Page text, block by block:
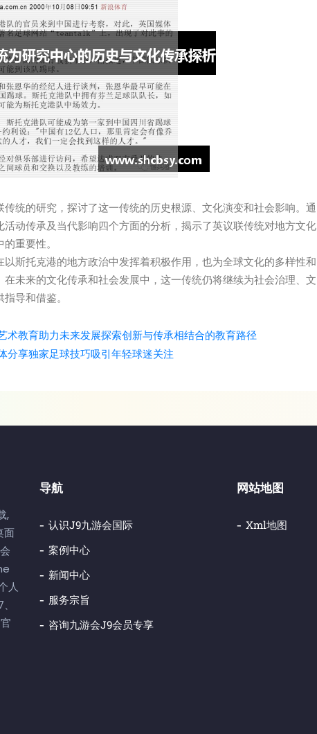
统的研究，探讨了这一传统的历史根源、文化演变和社会影响。通
动传承及当代影响四个方面的分析，揭示了英议联传统对地方文化
重要性。
斯托克港的地方政治中发挥着积极作用，也为全球文化的多样性和
未来的文化传承和社会发展中，这一传统仍将继续为社会治理、文
导和借鉴。
术教育助力未来发展探索创新与传承相结合的教育路径
分享独家足球技巧吸引年轻球迷关注
,
面
人
导航
认识j9九游会国际
案例中心
新闻中心
服务宗旨
咨询九游会j9会员专享
网站地图
Xml地图